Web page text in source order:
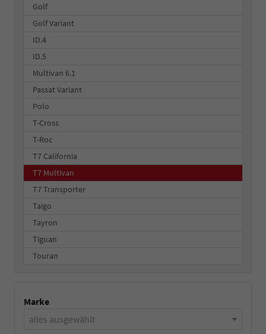
Golf
Golf Variant
ID.4
ID.5
Multivan 6.1
Passat Variant
Polo
T-Cross
T-Roc
T7 California
T7 Multivan
T7 Transporter
Taigo
Tayron
Tiguan
Touran
Marke
alles ausgewählt